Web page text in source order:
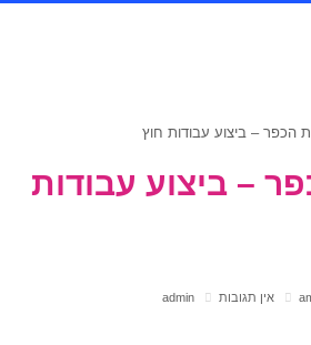
הכפר – ביצוע עבודות חוץ
– ביצוע עבודות
אין תגובות admin